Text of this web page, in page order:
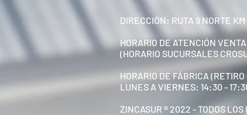
DIRECCIÓN: RUTA 9 NORTE
HORARIO DE ATENCIÓN
(HORARIO SUCURSALES
HORARIO DE FÁBRICA
LUNES A VIERNES: 14:30 -
ZINCASUR ® 2022 - TODOS